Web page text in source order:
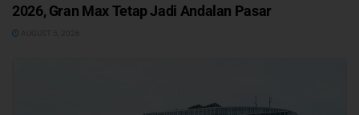
2026, Gran Max Tetap Jadi Andalan Pasar